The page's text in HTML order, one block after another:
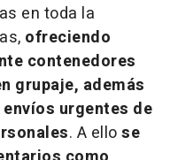
en toda la
ofreciendo
contenedores
grupaje, además
urgentes de
. A ellose